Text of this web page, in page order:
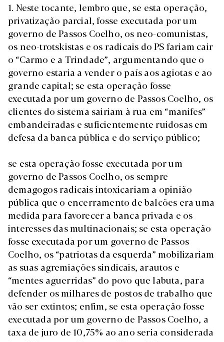
1. Neste tocante, lembro que, se esta operação,
privatização parcial, fosse executada por um
governo de Passos Coelho, os neo-comunistas,
os neo-trotskistas e os radicais do PS fariam cair
o “Carmo e a Trindade”, argumentando que o
governo estaria a vender o país aos agiotas e ao
grande capital; se esta operação fosse
executada por um governo de Passos Coelho, os
clientes do sistema sairiam à rua em “manifes”
embandeiradas e suficientemente ruidosas em
defesa da banca pública e do serviço público;
se esta operação fosse executada por um
governo de Passos Coelho, os sempre
demagogos radicais intoxicariam a opinião
pública que o encerramento de balcões era uma
medida para favorecer a banca privada e os
interesses das multinacionais; se esta operação
fosse executada por um governo de Passos
Coelho, os “patriotas da esquerda” mobilizariam
as suas agremiações sindicais, arautos e
“mentes aguerridas” do povo que labuta, para
defender os milhares de postos de trabalho que
vão ser extintos; enfim, se esta operação fosse
executada por um governo de Passos Coelho, a
taxa de juro de 10,75% ao ano seria considerada